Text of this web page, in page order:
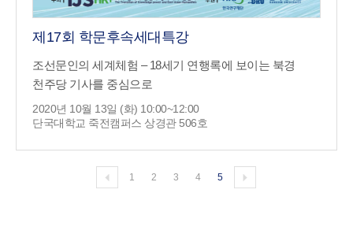
제17회 학문후속세대특강
조선문인의 세계체험 – 18세기 연행록에 보이는 북경
천주당 기사를 중심으로
2020년 10월 13일 (화) 10:00~12:00
단국대학교 죽전캠퍼스 상경관 506호
1 2 3 4 5